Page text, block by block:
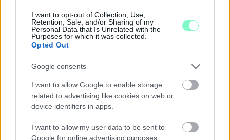
I want to opt-out of Collection, Use,
Retention, Sale, and/or Sharing of my
Personal Data that Is Unrelated with the
Purposes for which it was collected.
Opted Out
Google consents
I want to allow Google to enable storage
related to advertising like cookies on web or
device identifiers in apps.
I want to allow my user data to be sent to
Google for online advertising purposes.
ÖRÖMHÍR: TÍZ ÉVE NEM VOLT ILYEN ALACSONY AZ
Júliusban mindössze 1,2 százalékkal emelkedtek éves